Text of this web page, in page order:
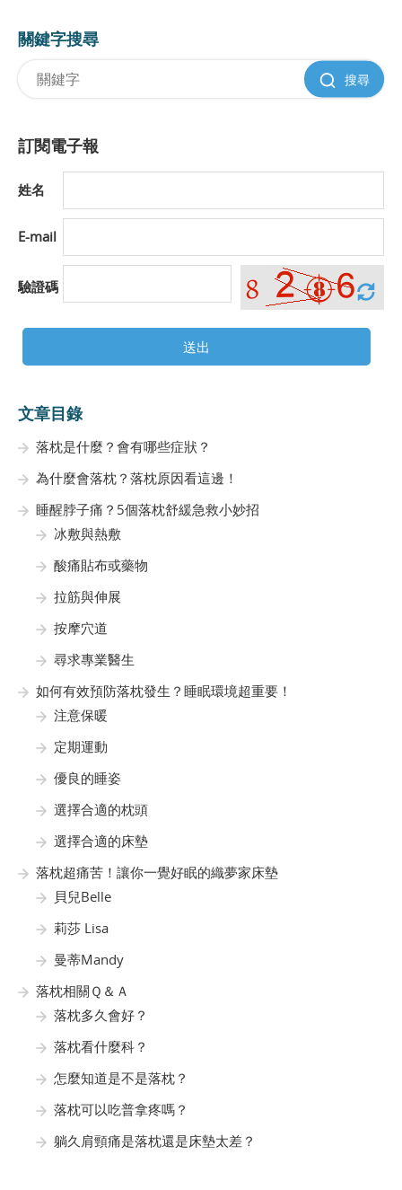
關鍵字搜尋
搜尋
訂閱電子報
姓名
E-mail
驗證碼
送出
文章目錄
落枕是什麼？會有哪些症狀？
為什麼會落枕？落枕原因看這邊！
睡醒脖子痛？5個落枕舒緩急救小妙招
冰敷與熱敷
酸痛貼布或藥物
拉筋與伸展
按摩穴道
尋求專業醫生
如何有效預防落枕發生？睡眠環境超重要！
注意保暖
定期運動
優良的睡姿
選擇合適的枕頭
選擇合適的床墊
落枕超痛苦！讓你一覺好眠的織夢家床墊
貝兒Belle
莉莎 Lisa
曼蒂Mandy
落枕相關Ｑ＆Ａ
落枕多久會好？
落枕看什麼科？
怎麼知道是不是落枕？
落枕可以吃普拿疼嗎？
躺久肩頸痛是落枕還是床墊太差？